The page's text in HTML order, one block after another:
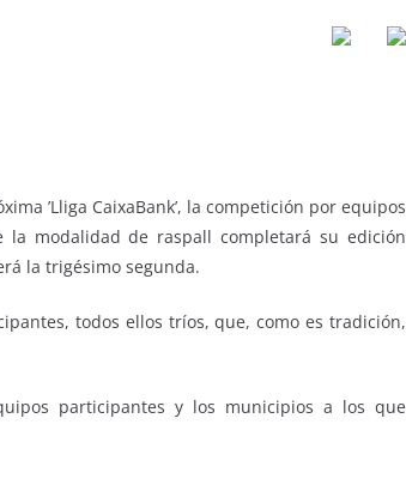
’Lliga CaixaBank’, la competición por equipos
modalidad de raspall completará su edición
la trigésimo segunda.
todos ellos tríos, que, como es tradición,
participantes y los municipios a los que